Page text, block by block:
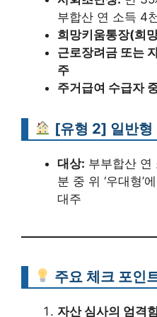
부합산 연 소득 4
희망키움통장(희
근로장려금 또는
주
주거급여 수급자
[유형 2] 일반형
대상: 부부합산 연
분 중 위 ‘우대형’
대주
주요 체크 포인
자산 심사의 엄격